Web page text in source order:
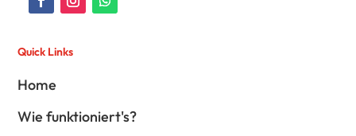
Quick Links
Home
Wie funktioniert's?